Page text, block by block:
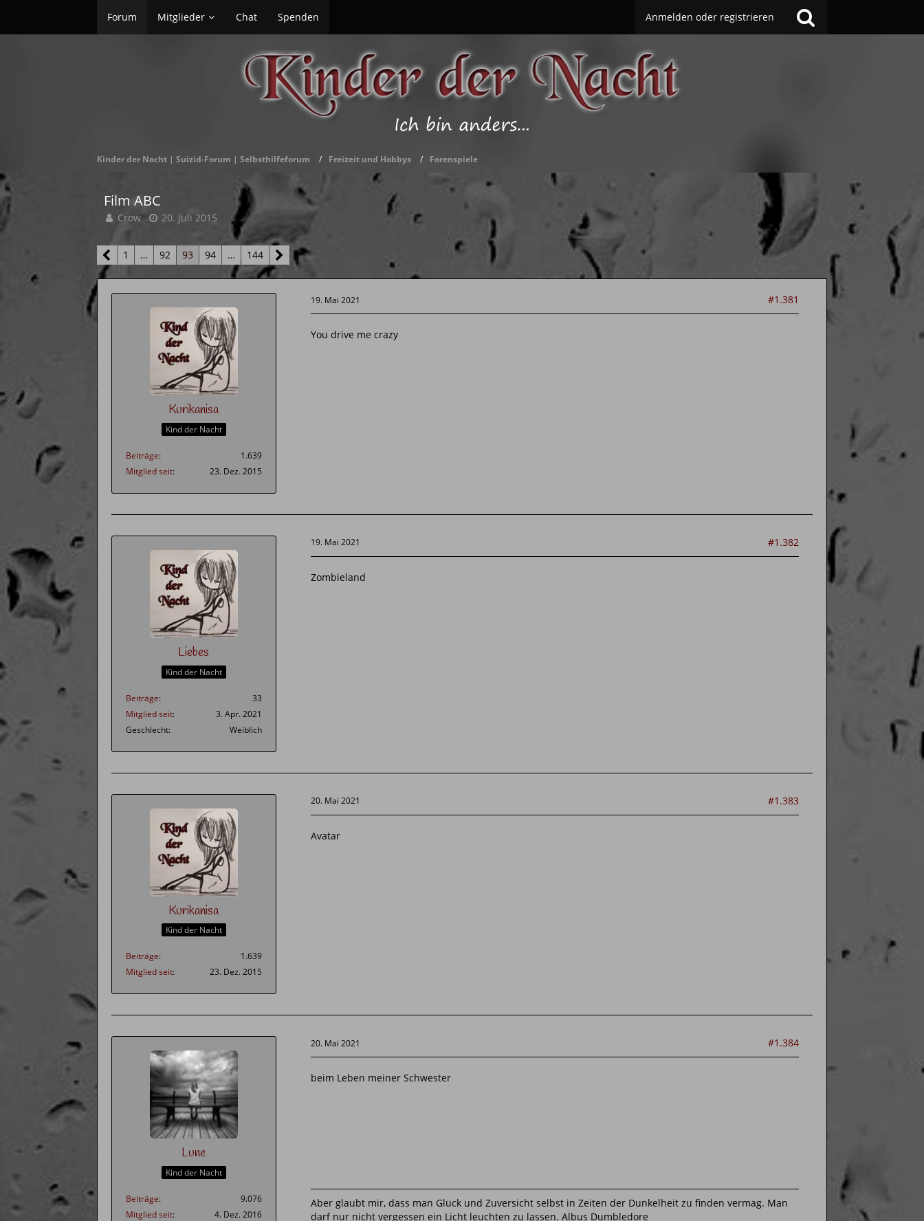
Forum Mitglieder Chat Spenden Anmelden oder registrieren
Kinder der Nacht | Suizid-Forum | Selbsthilfeforum Freizeit und Hobbys Forenspiele
Film ABC
Crow 20. Juli 2015
1 … 92 93 94 … 144
Kurikanisa
Kind der Nacht
Beiträge
1.639
Mitglied seit
23. Dez. 2015
19. Mai 2021 #1.381
You drive me crazy
Liebes
Kind der Nacht
Beiträge
33
Mitglied seit
3. Apr. 2021
Geschlecht
Weiblich
19. Mai 2021 #1.382
Zombieland
Kurikanisa
Kind der Nacht
Beiträge
1.639
Mitglied seit
23. Dez. 2015
20. Mai 2021 #1.383
Avatar
Lune
Kind der Nacht
Beiträge
9.076
Mitglied seit
4. Dez. 2016
20. Mai 2021 #1.384
beim Leben meiner Schwester
Aber glaubt mir, dass man Glück und Zuversicht selbst in Zeiten der Dunkelheit zu finden vermag. Man
darf nur nicht vergessen ein Licht leuchten zu lassen. Albus Dumbledore